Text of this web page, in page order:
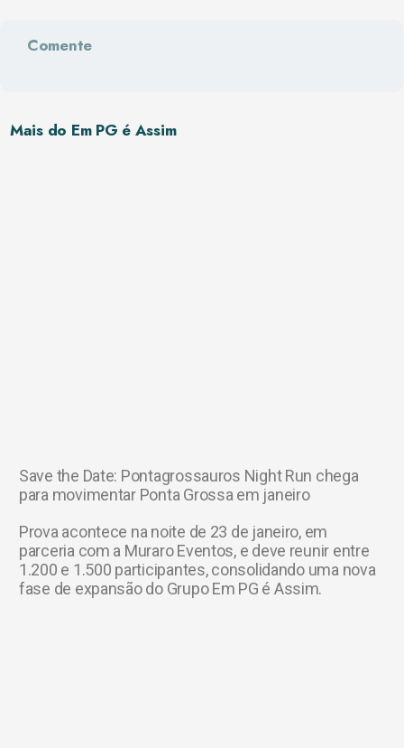
Comente
Mais do Em PG é Assim
Save the Date: Pontagrossauros Night Run chega
para movimentar Ponta Grossa em janeiro
Prova acontece na noite de 23 de janeiro, em
parceria com a Muraro Eventos, e deve reunir entre
1.200 e 1.500 participantes, consolidando uma nova
fase de expansão do Grupo Em PG é Assim.